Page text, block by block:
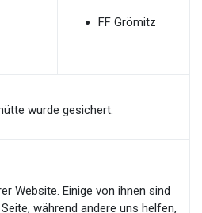
FF Grömitz
wurde gesichert.
Website. Einige von ihnen sind
während andere uns helfen,